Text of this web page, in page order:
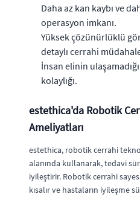
Daha az kan kaybı ve
operasyon imkanı.
Yüksek çözünürlüklü
detaylı cerrahi
İnsan elinin
kolaylığı.
estethica'da Robotik
Ameliyatları
estethica, robotik cerrahi
alanında kullanarak, tedavi
iyileştirir. Robotik cerrahi
kısalır ve hastaların iyileşme